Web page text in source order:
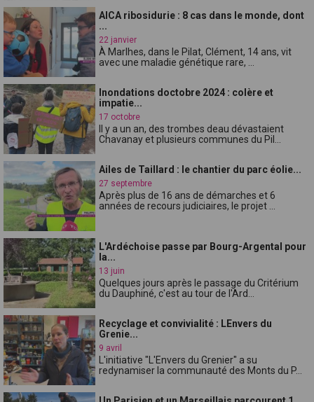
AICA ribosidurie : 8 cas dans le monde, dont
...
22 janvier
À Marlhes, dans le Pilat, Clément, 14 ans, vit
avec une maladie génétique rare, ...
Inondations doctobre 2024 : colère et
impatie...
17 octobre
Il y a un an, des trombes deau dévastaient
Chavanay et plusieurs communes du Pil...
Ailes de Taillard : le chantier du parc éolie...
27 septembre
Après plus de 16 ans de démarches et 6
années de recours judiciaires, le projet ...
L'Ardéchoise passe par Bourg-Argental pour
la...
13 juin
Quelques jours après le passage du Critérium
du Dauphiné, c'est au tour de l'Ard...
Recyclage et convivialité : LEnvers du
Grenie...
9 avril
L'initiative "L'Envers du Grenier" a su
redynamiser la communauté des Monts du P...